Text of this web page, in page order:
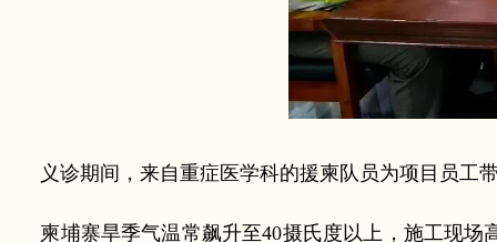
义诊期间，来自重症医学科的援柬队员为项目员工
柬埔寨旱季气温常飙升至40摄氏度以上，施工现场